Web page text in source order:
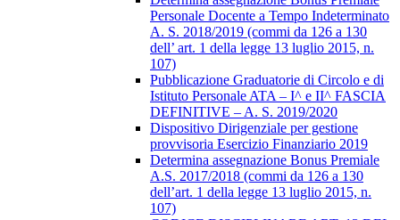
Personale Docente a Tempo Indeterminato
A. S. 2018/2019 (commi da 126 a 130
dell’ art. 1 della legge 13 luglio 2015, n.
107)
Pubblicazione Graduatorie di Circolo e di
Istituto Personale ATA – I^ e II^ FASCIA
DEFINITIVE – A. S. 2019/2020
Dispositivo Dirigenziale per gestione
provvisoria Esercizio Finanziario 2019
Determina assegnazione Bonus Premiale
A.S. 2017/2018 (commi da 126 a 130
dell’art. 1 della legge 13 luglio 2015, n.
107)